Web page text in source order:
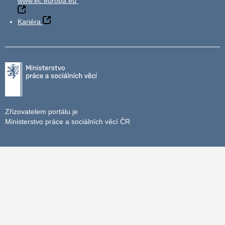
Kariéra
Zřizovatelem portálu je
Ministerstvo práce a sociálních věcí ČR